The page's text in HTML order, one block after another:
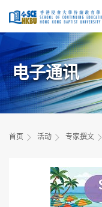
要
内
容
开
始
主
要
内
容
电子通讯
首页 活动 专家撰文